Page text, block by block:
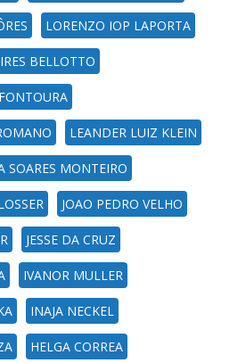
LORENZO IOP LAPORTA
BELLOTTO
LEANDER LUIZ KLEIN
SOARES MONTEIRO
JOAO PEDRO VELHO
JESSE DA CRUZ
IVANOR MULLER
INAJA NECKEL
HELGA CORREA